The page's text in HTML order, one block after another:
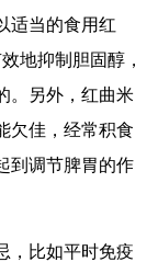
适当的食用红
地抑制胆固醇，
。另外，红曲米
欠佳，经常积食
到调节脾胃的作
比如平时免疫